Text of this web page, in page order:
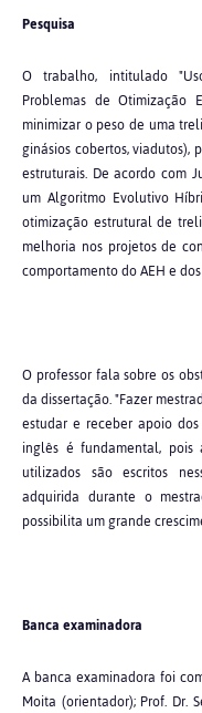
Pesquisa
O trabalho, intitulado
Problemas de Otimização
minimizar o peso de uma
ginásios cobertos,
estruturais. De acordo com
um Algoritmo Evolutivo
otimização estrutural de
melhoria nos projetos de
comportamento do AEH e
O professor fala sobre os
da dissertação. "Fazer
estudar e receber apoio
inglês é fundamental, pois
utilizados são escritos
adquirida durante o
possibilita um grande
Banca examinadora
A banca examinadora foi
Moita (orientador); Prof. Dr.